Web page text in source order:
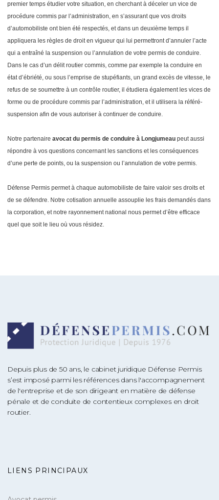
premier temps étudier votre situation, en cherchant à déceler un vice de
procédure commis par l’administration, en s’assurant que vos droits
d’automobiliste ont bien été respectés, et dans un deuxième temps il
appliquera les règles de droit en vigueur qui lui permettront d’annuler l’acte
qui a entraîné la suspension ou l’annulation de votre permis de conduire.
Dans le cas d’un délit routier commis, comme par exemple la conduire en
état d’ébriété, ou sous l’emprise de stupéfiants, un grand excès de vitesse, le
refus de se soumettre à un contrôle routier, il étudiera également les vices de
forme ou de procédure commis par l’administration, et il utilisera la référé-
suspension afin de vous autoriser à continuer de conduire.
Notre partenaire avocat du permis de conduire à Longjumeau peut aussi
répondre à vos questions concernant les sanctions et les conséquences
d’une perte de points, ou la suspension ou l’annulation de votre permis.
Défense Permis permet à chaque automobiliste de faire valoir ses droits et
de se défendre. Notre cotisation annuelle assouplie les frais demandés dans
la corporation, et notre rayonnement national nous permet d’être efficace
quel que soit le lieu où vous résidez.
Depuis plus de 50 ans, le cabinet juridique Défense Permis
s’est imposé parmi les références dans l'accompagnement
de l'entreprise et de son dirigeant en matière de défense
pénale et de conduite de contentieux complexes en droit
routier.
LIENS PRINCIPAUX